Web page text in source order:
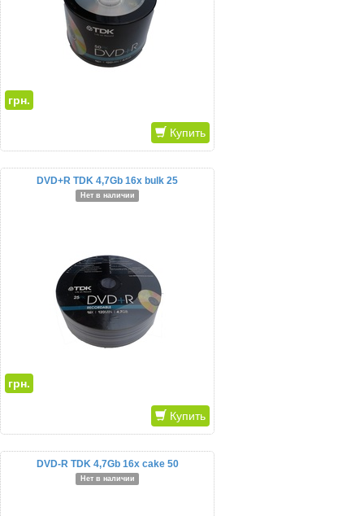
грн.
Купить
DVD+R TDK 4,7Gb 16x bulk 25
Нет в наличии
грн.
Купить
DVD-R TDK 4,7Gb 16x cake 50
Нет в наличии